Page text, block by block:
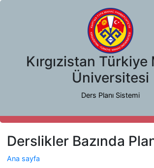
Kırgızistan Türkiye
Üniversitesi
Ders Planı Sistemi
Derslikler Bazında
Ana sayfa